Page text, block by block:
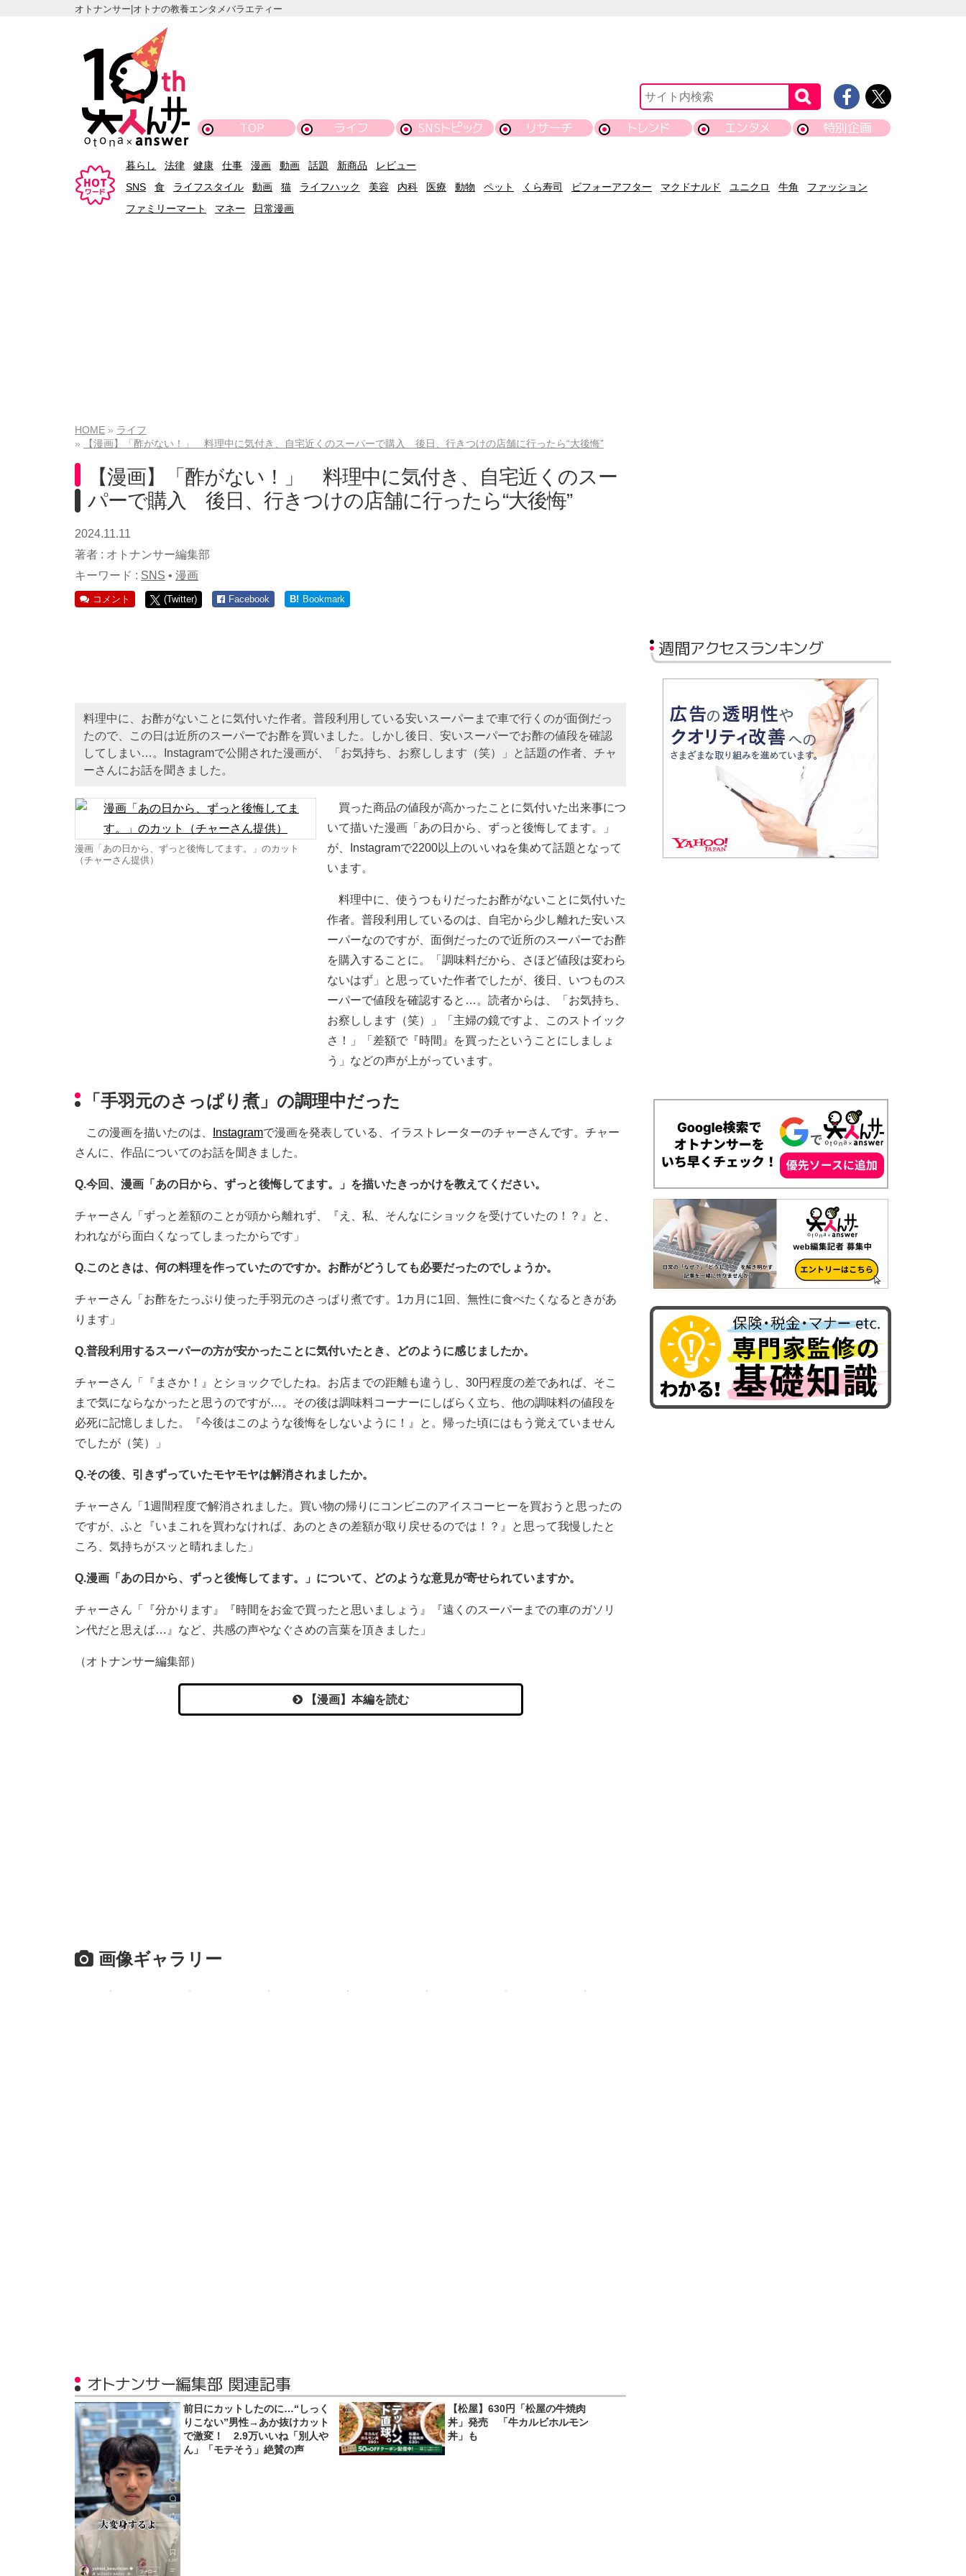
オトナンサー|オトナの教養エンタメバラエティー
TOP ライフ SNSトピック リサーチ トレンド エンタメ 特別企画
暮らし 法律 健康 仕事 漫画 動画 話題 新商品
レビュー
SNS
食 ライフスタイル 動画 猫 ライフハック 美容 内科 医療 動物 ペット くら寿司 ビフォーアフター マクドナルド ユニクロ 牛角
ファッション
ファミリーマート
マネー 日常漫画
HOME
ライフ
【漫画】「酢がない！」 料理中に気付き、自宅近くのスーパーで購入 後日、行きつけの店舗に行ったら“大後悔”
【漫画】「酢がない！」 料理中に気付き、自宅近くのスー
パーで購入 後日、行きつけの店舗に行ったら“大後悔”
2024.11.11
著者 : オトナンサー編集部
キーワード : SNS • 漫画
コメント (Twitter) Facebook B! Bookmark
料理中に、お酢がないことに気付いた作者。普段利用している安いスーパーまで車で行くのが面倒だっ
たので、この日は近所のスーパーでお酢を買いました。しかし後日、安いスーパーでお酢の値段を確認
してしまい…。Instagramで公開された漫画が、「お気持ち、お察しします（笑）」と話題の作者、チャ
ーさんにお話を聞きました。
漫画「あの日から、ずっと後悔してます。」のカット
（チャーさん提供）
買った商品の値段が高かったことに気付いた出来事につ
いて描いた漫画「あの日から、ずっと後悔してます。」
が、Instagramで2200以上のいいねを集めて話題となって
います。
料理中に、使うつもりだったお酢がないことに気付いた
作者。普段利用しているのは、自宅から少し離れた安いス
ーパーなのですが、面倒だったので近所のスーパーでお酢
を購入することに。「調味料だから、さほど値段は変わら
ないはず」と思っていた作者でしたが、後日、いつものス
ーパーで値段を確認すると…。読者からは、「お気持ち、
お察しします（笑）」「主婦の鏡ですよ、このストイック
さ！」「差額で『時間』を買ったということにしましょ
う」などの声が上がっています。
「手羽元のさっぱり煮」の調理中だった
この漫画を描いたのは、 Instagramで漫画を発表している、イラストレーターのチャーさんです。チャー
さんに、作品についてのお話を聞きました。
Q.今回、漫画「あの日から、ずっと後悔してます。」を描いたきっかけを教えてください。
チャーさん「ずっと差額のことが頭から離れず、『え、私、そんなにショックを受けていたの！？』と、
われながら面白くなってしまったからです」
Q.このときは、何の料理を作っていたのですか。お酢がどうしても必要だったのでしょうか。
チャーさん「お酢をたっぷり使った手羽元のさっぱり煮です。1カ月に1回、無性に食べたくなるときがあ
ります」
Q.普段利用するスーパーの方が安かったことに気付いたとき、どのように感じましたか。
チャーさん「『まさか！』とショックでしたね。お店までの距離も違うし、30円程度の差であれば、そこ
まで気にならなかったと思うのですが…。その後は調味料コーナーにしばらく立ち、他の調味料の値段を
必死に記憶しました。『今後はこのような後悔をしないように！』と。帰った頃にはもう覚えていません
でしたが（笑）」
Q.その後、引きずっていたモヤモヤは解消されましたか。
チャーさん「1週間程度で解消されました。買い物の帰りにコンビニのアイスコーヒーを買おうと思ったの
ですが、ふと『いまこれを買わなければ、あのときの差額が取り戻せるのでは！？』と思って我慢したと
ころ、気持ちがスッと晴れました」
Q.漫画「あの日から、ずっと後悔してます。」について、どのような意見が寄せられていますか。
チャーさん「『分かります』『時間をお金で買ったと思いましょう』『遠くのスーパーまでの車のガソリ
ン代だと思えば…』など、共感の声やなぐさめの言葉を頂きました」
（オトナンサー編集部）
【漫画】本編を読む
画像ギャラリー
オトナンサー編集部 関連記事
前日にカットしたのに…“しっく
りこない”男性→あか抜けカット
で激変！ 2.9万いいね「別人や
ん」「モテそう」絶賛の声
【松屋】630円「松屋の牛焼肉
丼」発売 「牛カルビホルモン
丼」も
週間アクセスランキング